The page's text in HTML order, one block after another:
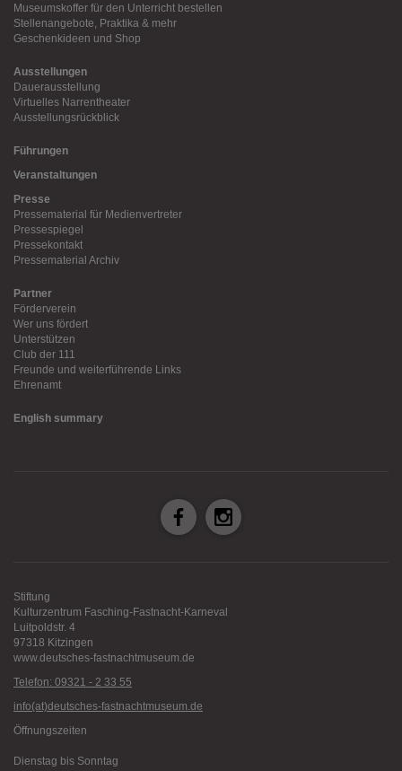
Museumskoffer für den Unterricht bestellen
Stellenangebote, Praktika & mehr
Geschenkideen und Shop
Ausstellungen
Dauerausstellung
Virtuelles Narrentheater
Ausstellungsrückblick
Führungen
Veranstaltungen
Presse
Pressematerial für Medienvertreter
Pressespiegel
Pressekontakt
Pressematerial Archiv
Partner
Förderverein
Wer uns fördert
Unterstützen
Club der 111
Freunde und weiterführende Links
Ehrenamt
English summary
Stiftung
Kulturzentrum Fasching-Fastnacht-Karneval
Luitpoldstr. 4
97318 Kitzingen
www.deutsches-fastnachtmuseum.de
Telefon: 09321 - 2 33 55
info(at)deutsches-fastnachtmuseum.de
Öffnungszeiten
Dienstag bis Sonntag